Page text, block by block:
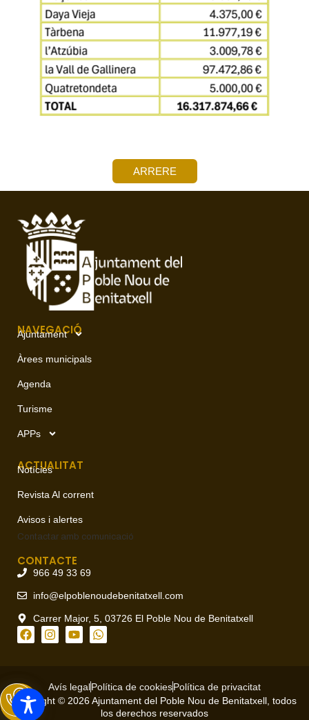
ARRERE
NAVEGACIÓ
Ajuntament
Àrees municipals
Agenda
Turisme
APPs
ACTUALITAT
Notícies
Revista Al corrent
Avisos i alertes
Contactar amb comunicació
CONTACTE
966 49 33 69
info@elpoblenoudebenitatxell.com
Carrer Major, 5, 03726 El Poble Nou de Benitatxell
Avís legalPolítica de cookiesPolítica de privacitat
Copyright © 2026 Ajuntament del Poble Nou de Benitatxell, todos
los derechos reservados